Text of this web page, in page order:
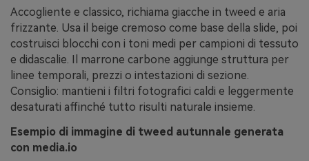
Accogliente e classico, richiama giacche in tweed e aria
frizzante. Usa il beige cremoso come base della slide, poi
costruisci blocchi con i toni medi per campioni di tessuto
e didascalie. Il marrone carbone aggiunge struttura per
linee temporali, prezzi o intestazioni di sezione.
Consiglio: mantieni i filtri fotografici caldi e leggermente
desaturati affinché tutto risulti naturale insieme.
Esempio di immagine di tweed autunnale generata
con media.io